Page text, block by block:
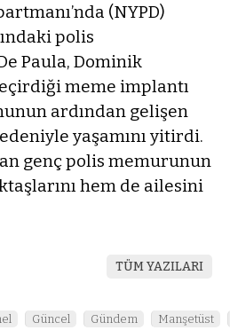
(NYPD)
polis
Paula, Dominik
meme implantı
ardından gelişen
yaşamını yitirdi.
genç polis memurunun
hem de ailesini
TÜM YAZILARI
Güncel Gündem
Manşetüst